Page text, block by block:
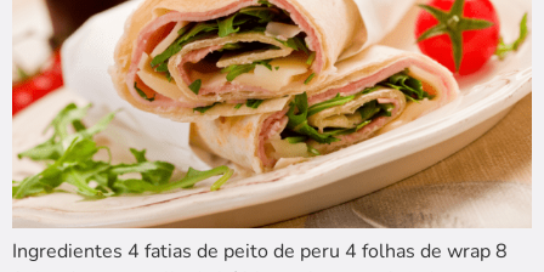
Ingredientes 4 fatias de peito de peru 4 folhas de wrap 8